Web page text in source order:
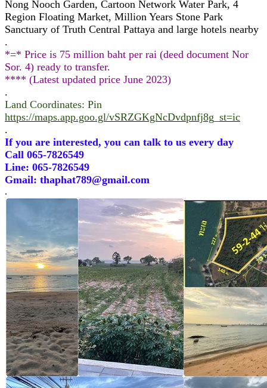
Nong Nooch Garden, Cartoon Network Water Park, 4
Region Floating Market, Million Years Stone Park
Sanctuary of Truth Central Pattaya and large hotels nearby
.
*=* Price is 75 million baht per rai (deed document Nor
Sor. 4) ready to transfer.
**** (Latest updated price June 2023)
.
Land Coordinates: Pin
https://maps.app.goo.gl/vSRZGKgNcDvdpnfj8g_st=ic
.
If you are interested, you can talk to us every day
Call 065-7826549
Line: 065-7826549
Gmail: thaphat789@gmail.com
.